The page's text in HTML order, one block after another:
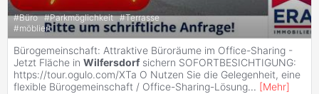
#Büro #Parkmöglichkeit #Terrasse
#möbliert
Bürogemeinschaft: Attraktive Büroräume im Office-Sharing -
Jetzt Fläche in Wilfersdorf sichern SOFORTBESICHTIGUNG:
https://tour.ogulo.com/XTa O Nutzen Sie die Gelegenheit, eine
flexible Bürogemeinschaft / Office-Sharing-Lösung... [Mehr]